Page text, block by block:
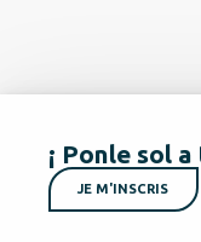
¡ Ponle sol
JE M'INSCRIS